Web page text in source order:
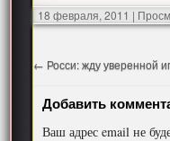
18 февраля, 2011 |
← Росси: жду уверенной
Добавить
Ваш адрес email не